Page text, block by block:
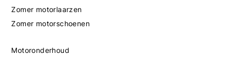
Zomer motorlaarzen
Zomer motorschoenen
Motoronderhoud